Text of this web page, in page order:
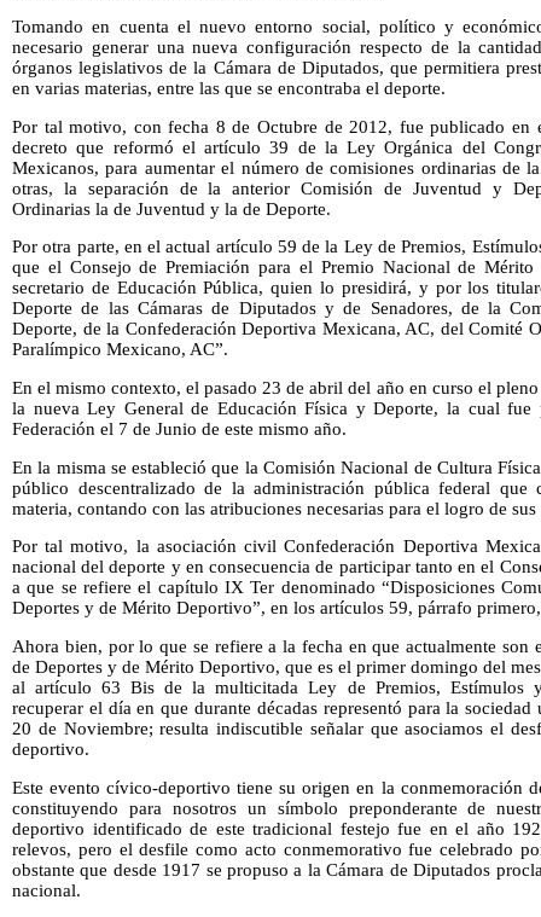
Tomando en cuenta el nuevo entorno social, político y
necesario generar una nueva configuración respecto de la
órganos legislativos de la Cámara de Diputados, que permitiera
en varias materias, entre las que se encontraba el deporte.
Por tal motivo, con fecha 8 de Octubre de 2012, fue publicado
decreto que reformó el artículo 39 de la Ley Orgánica del
Mexicanos, para aumentar el número de comisiones ordinarias de
otras, la separación de la anterior Comisión de Juventud y
Ordinarias la de Juventud y la de Deporte.
Por otra parte, en el actual artículo 59 de la Ley de Premios,
que el Consejo de Premiación para el Premio Nacional de
secretario de Educación Pública, quien lo presidirá, y por los
Deporte de las Cámaras de Diputados y de Senadores, de la
Deporte, de la Confederación Deportiva Mexicana, AC, del Comité
Paralímpico Mexicano, AC”.
En el mismo contexto, el pasado 23 de abril del año en curso el
la nueva Ley General de Educación Física y Deporte, la cual
Federación el 7 de Junio de este mismo año.
En la misma se estableció que la Comisión Nacional de Cultura
público descentralizado de la administración pública federal
materia, contando con las atribuciones necesarias para el logro de
Por tal motivo, la asociación civil Confederación Deportiva
nacional del deporte y en consecuencia de participar tanto en el
a que se refiere el capítulo IX Ter denominado “Disposiciones
Deportes y de Mérito Deportivo”, en los artículos 59, párrafo
Ahora bien, por lo que se refiere a la fecha en que actualmente son
de Deportes y de Mérito Deportivo, que es el primer domingo del
al artículo 63 Bis de la multicitada Ley de Premios, Estímulos
recuperar el día en que durante décadas representó para la
20 de Noviembre; resulta indiscutible señalar que asociamos el
deportivo.
Este evento cívico-deportivo tiene su origen en la conmemoración
constituyendo para nosotros un símbolo preponderante de
deportivo identificado de este tradicional festejo fue en el año
relevos, pero el desfile como acto conmemorativo fue celebrado
obstante que desde 1917 se propuso a la Cámara de Diputados
nacional.